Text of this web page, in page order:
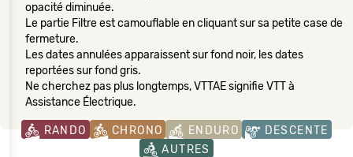
opacité diminuée.
Le partie Filtre est camouflable en cliquant sur sa petite case de
fermeture.
Les dates annulées apparaissent sur fond noir, les dates
reportées sur fond gris.
Ne cherchez pas plus longtemps, VTTAE signifie VTT à
Assistance Électrique.
RANDO CHRONO ENDURO
DESCENTE
AUTRES